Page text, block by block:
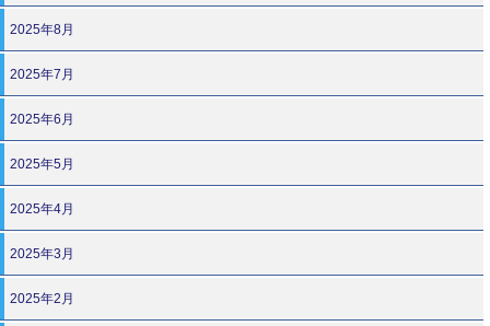
2025年8月
2025年7月
2025年6月
2025年5月
2025年4月
2025年3月
2025年2月